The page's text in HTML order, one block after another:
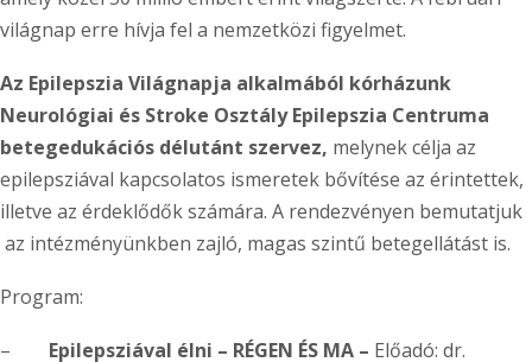
világnap erre hívja fel a nemzetközi figyelmet.
Az Epilepszia Világnapja alkalmából kórházunk
Neurológiai és Stroke Osztály Epilepszia Centruma
betegedukációs délutánt szervez, melynek célja az
epilepsziával kapcsolatos ismeretek bővítése az érintettek,
illetve az érdeklődők számára. A rendezvényen bemutatjuk
az intézményünkben zajló, magas szintű betegellátást is.
Program:
– Epilepsziával élni – RÉGEN ÉS MA – Előadó: dr.